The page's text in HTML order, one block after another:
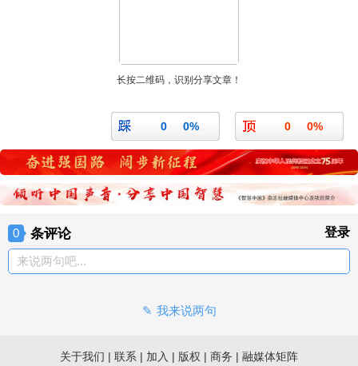
长按二维码，识别分享文章！
0 0%
0 0%
0 条评论 登录
来说两句吧...
我来说两句
关于我们 | 联系 | 加入 | 版权 | 商务 | 融媒体矩阵